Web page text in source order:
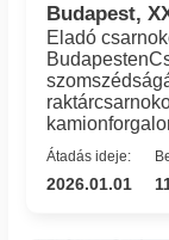
Budapest,
Eladó
ideális
Átadás ideje:
2026.01.01